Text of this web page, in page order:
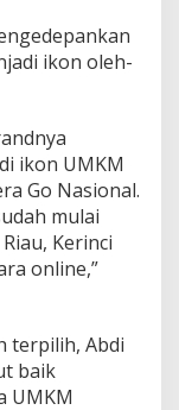
ikon oleh-
ikon UMKM
Go Nasional.
mulai
Kerinci
online,”
terpilih, Abdi
baik
UMKM